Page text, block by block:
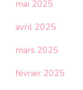
mai 2025
avril 2025
mars 2025
février 2025